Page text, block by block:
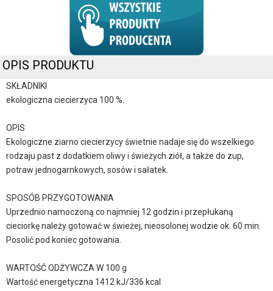
OPIS PRODUKTU
SKŁADNIKI
ekologiczna ciecierzyca 100 %.
OPIS
Ekologiczne ziarno ciecierzycy świetnie nadaje się do wszelkiego
rodzaju past z dodatkiem oliwy i świeżych ziół, a także do zup,
potraw jednogarnkowych, sosów i sałatek.
SPOSÓB PRZYGOTOWANIA
Uprzednio namoczoną co najmniej 12 godzin i przepłukaną
cieciorkę należy gotować w świeżej, nieosolonej wodzie ok. 60 min.
Posolić pod koniec gotowania.
WARTOŚĆ ODŻYWCZA W 100 g
Wartość energetyczna 1412 kJ/336 kcal